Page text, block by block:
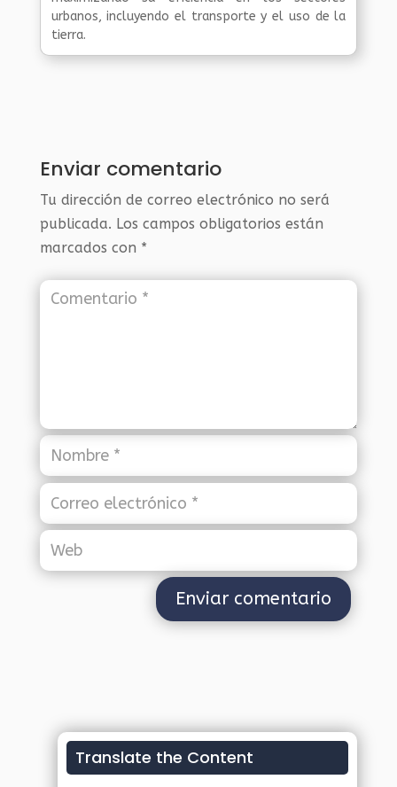
urbanos, incluyendo el transporte y el uso de la
tierra.
Enviar comentario
Tu dirección de correo electrónico no será
publicada. Los campos obligatorios están
marcados con *
Translate the Content